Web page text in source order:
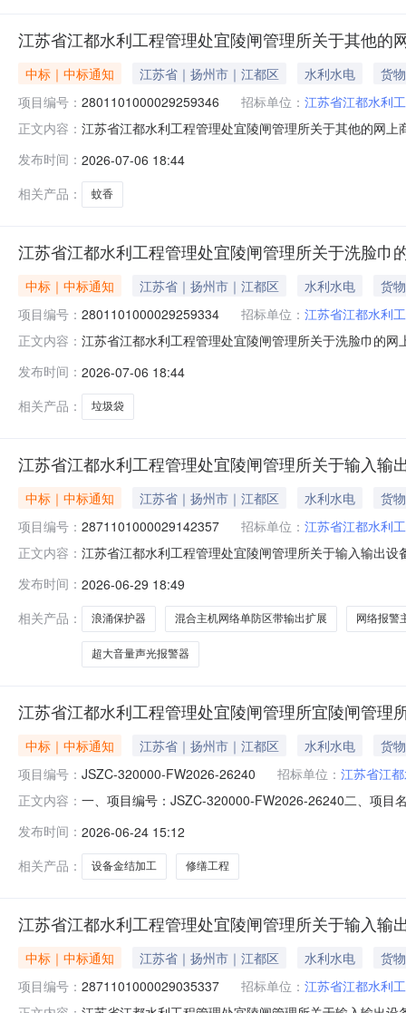
江苏省江都水利工程管理处宜陵闸管理所关于其他的
中标｜中标通知 江苏省｜扬州市｜江都区 水利水电
货物
项目编号： 2801101000029259346 招标单位： 江苏省江都水利
正文内容： 江苏省江都水利工程管理处宜陵闸管理所关于其他的网
息：序号采购计划文号信息采购计划金额
发布时间： 2026-07-06 18:44
相关产品：
蚊香
江苏省江都水利工程管理处宜陵闸管理所关于洗脸巾
中标｜中标通知 江苏省｜扬州市｜江都区 水利水电
货物
项目编号： 2801101000029259334 招标单位： 江苏省江都水利
正文内容： 江苏省江都水利工程管理处宜陵闸管理所关于洗脸巾的
划信息：序号采购计划文号信息采购计划金额
发布时间： 2026-07-06 18:44
相关产品：
垃圾袋
江苏省江都水利工程管理处宜陵闸管理所关于输入输
中标｜中标通知 江苏省｜扬州市｜江都区 水利水电
货物
项目编号： 2871101000029142357 招标单位： 江苏省江都水利
正文内容： 江苏省江都水利工程管理处宜陵闸管理所关于输入输出
电话:/采购计划信息：序号采购计划文号信息采购计划
发布时间： 2026-06-29 18:49
相关产品：
浪涌保护器 混合主机网络单防区带输出扩展 网络报警
超大音量声光报警器
江苏省江都水利工程管理处宜陵闸管理所宜陵闸管理
中标｜中标通知 江苏省｜扬州市｜江都区 水利水电
货物
项目编号： JSZC-320000-FW2026-26240 招标单位： 江苏省江
正文内容： 一、项目编号：JSZC-320000-FW2026-26240二、项目
建筑修缮项目预算：￥11666.0项目地点：三里窑闸、
发布时间： 2026-06-24 15:12
相关产品：
设备金结加工 修缮工程
江苏省江都水利工程管理处宜陵闸管理所关于输入输
中标｜中标通知 江苏省｜扬州市｜江都区 水利水电
货物
项目编号： 2871101000029035337 招标单位： 江苏省江都水利